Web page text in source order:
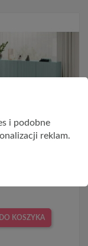
NICOLE 200cm
DO KOSZYKA
i podobne
reklam.